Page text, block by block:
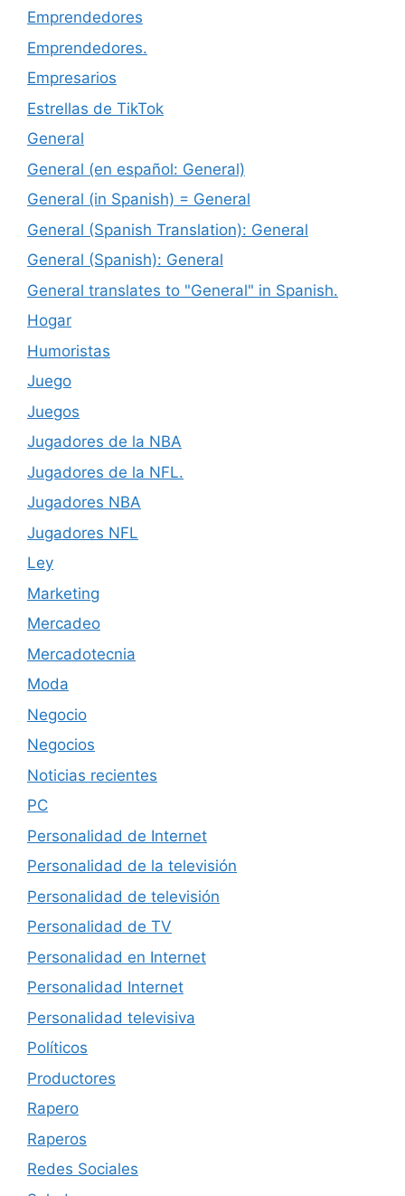
Emprendedores
Emprendedores.
Empresarios
Estrellas de TikTok
General
General (en español: General)
General (in Spanish) = General
General (Spanish Translation): General
General (Spanish): General
General translates to "General" in Spanish.
Hogar
Humoristas
Juego
Juegos
Jugadores de la NBA
Jugadores de la NFL.
Jugadores NBA
Jugadores NFL
Ley
Marketing
Mercadeo
Mercadotecnia
Moda
Negocio
Negocios
Noticias recientes
PC
Personalidad de Internet
Personalidad de la televisión
Personalidad de televisión
Personalidad de TV
Personalidad en Internet
Personalidad Internet
Personalidad televisiva
Políticos
Productores
Rapero
Raperos
Redes Sociales